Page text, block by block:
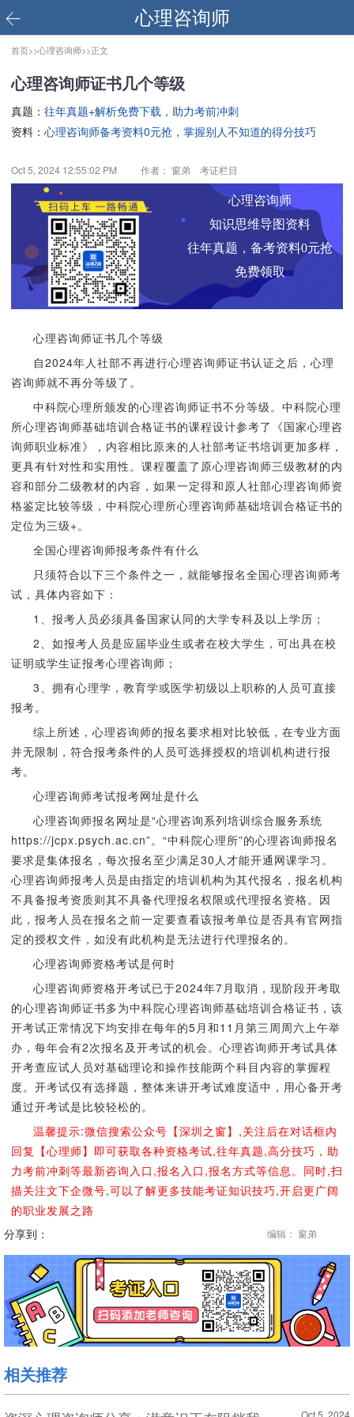
心理咨询师
首页>>心理咨询师>>正文
心理咨询师证书几个等级
真题： 往年真题+解析免费下载，助力考前冲刺
资料： 心理咨询师备考资料0元抢，掌握别人不知道的得分技巧
Oct 5, 2024 12:55:02 PM 作者： 窗弟 考证栏目
心理咨询师
知识思维导图资料
往年真题，备考资料0元抢
免费领取
心理咨询师证书几个等级
自2024年人社部不再进行心理咨询师证书认证之后，心理
咨询师就不再分等级了。
中科院心理所颁发的心理咨询师证书不分等级。中科院心理
所心理咨询师基础培训合格证书的课程设计参考了《国家心理咨
询师职业标准》，内容相比原来的人社部考证书培训更加多样，
更具有针对性和实用性。课程覆盖了原心理咨询师三级教材的内
容和部分二级教材的内容，如果一定得和原人社部心理咨询师资
格鉴定比较等级，中科院心理所心理咨询师基础培训合格证书的
定位为三级+。
全国心理咨询师报考条件有什么
只须符合以下三个条件之一，就能够报名全国心理咨询师考
试，具体内容如下：
1、报考人员必须具备国家认同的大学专科及以上学历；
2、如报考人员是应届毕业生或者在校大学生，可出具在校
证明或学生证报考心理咨询师；
3、拥有心理学，教育学或医学初级以上职称的人员可直接
报考。
综上所述，心理咨询师的报名要求相对比较低，在专业方面
并无限制，符合报考条件的人员可选择授权的培训机构进行报
考。
心理咨询师考试报考网址是什么
心理咨询师报名网址是“心理咨询系列培训综合服务系统
https://jcpx.psych.ac.cn”。“中科院心理所”的心理咨询师报名
要求是集体报名，每次报名至少满足30人才能开通网课学习。
心理咨询师报考人员是由指定的培训机构为其代报名，报名机构
不具备报考资质则其不具备代理报名权限或代理报名资格。因
此，报考人员在报名之前一定要查看该报考单位是否具有官网指
定的授权文件，如没有此机构是无法进行代理报名的。
心理咨询师资格考试是何时
心理咨询师资格开考试已于2024年7月取消，现阶段开考取
的心理咨询师证书多为中科院心理咨询师基础培训合格证书，该
开考试正常情况下均安排在每年的5月和11月第三周周六上午举
办，每年会有2次报名及开考试的机会。心理咨询师开考试具体
开考查应试人员对基础理论和操作技能两个科目内容的掌握程
度。开考试仅有选择题，整体来讲开考试难度适中，用心备开考
通过开考试是比较轻松的。
温馨提示:微信搜索公众号【深圳之窗】,关注后在对话框内
回复【心理师】即可获取各种资格考试,往年真题,高分技巧，助
力考前冲刺等最新咨询入口,报名入口,报名方式等信息。同时,扫
描关注文下企微号,可以了解更多技能考证知识技巧,开启更广阔
的职业发展之路
分享到：
编辑： 窗弟
相关推荐